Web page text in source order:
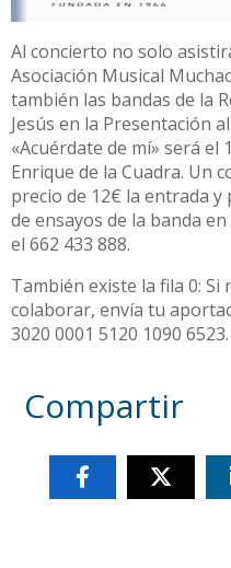
Al concierto no solo
Asociación Musical
también las bandas de la
Jesús en la Presentación
«Acuérdate de mí» será el
Enrique de la Cuadra. Un
precio de 12€ la entrada
de ensayos de la banda
el 662 433 888.
También existe la fila 0:
colaborar, envía tu
3020 0001 5120 1090 6523.
Compartir